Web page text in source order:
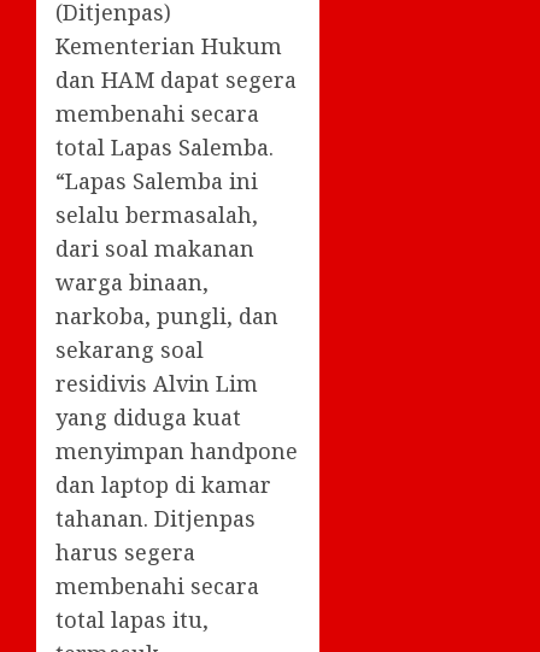
(Ditjenpas)
Kementerian Hukum
dan HAM dapat segera
membenahi secara
total Lapas Salemba.
“Lapas Salemba ini
selalu bermasalah,
dari soal makanan
warga binaan,
narkoba, pungli, dan
sekarang soal
residivis Alvin Lim
yang diduga kuat
menyimpan handpone
dan laptop di kamar
tahanan. Ditjenpas
harus segera
membenahi secara
total lapas itu,